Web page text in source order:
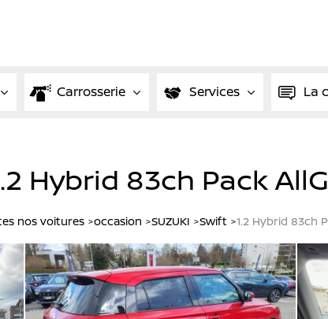
Carrosserie Services La
Hybrid 83ch Pack
nos voitures occasion SUZUKI Swift 1.2 Hybrid 83ch